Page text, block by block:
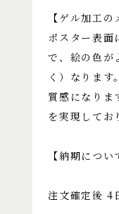
【ゲル加工の
ポスター表面
で、絵の色が
く）なりま
質感になりま
を実現してお
【納期につい
注文確定後 4